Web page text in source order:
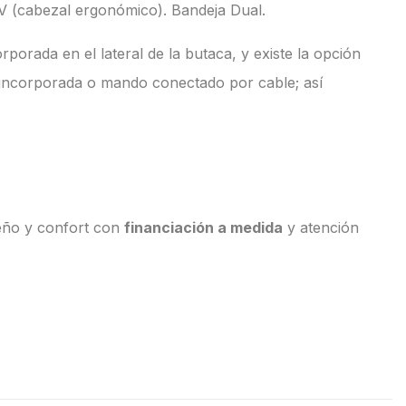
(cabezal ergonómico). Bandeja Dual.
en el lateral de la butaca, y existe la opción
o mando conectado por cable; así
y confort con financiación a medida y atención